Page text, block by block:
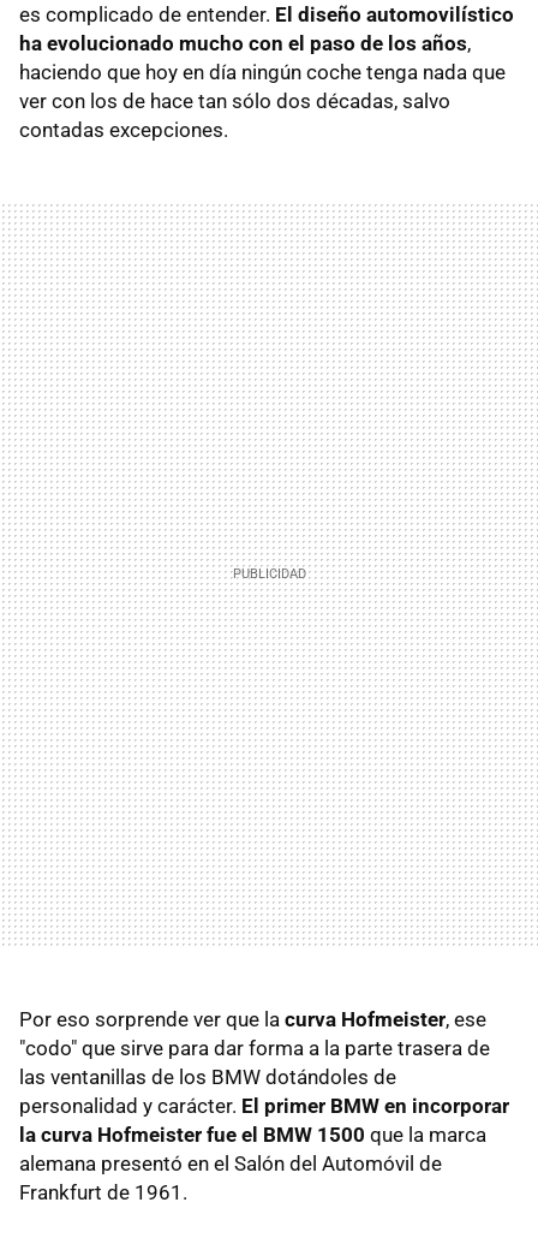
es complicado de entender. El diseño automovilístico
ha evolucionado mucho con el paso de los años,
haciendo que hoy en día ningún coche tenga nada que
ver con los de hace tan sólo dos décadas, salvo
contadas excepciones.
Por eso sorprende ver que la curva Hofmeister, ese
"codo" que sirve para dar forma a la parte trasera de
las ventanillas de los BMW dotándoles de
personalidad y carácter. El primer BMW en incorporar
la curva Hofmeister fue el BMW 1500 que la marca
alemana presentó en el Salón del Automóvil de
Frankfurt de 1961.